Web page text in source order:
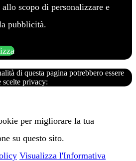
scopo di personalizzare e
pubblicità.
di questa pagina potrebbero essere
scelte privacy:
per migliorare la tua
su questo sito.
Visualizza l'Informativa